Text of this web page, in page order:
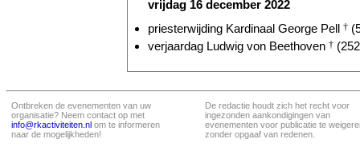
vrijdag 16 december 2022
priesterwijding Kardinaal George Pell †
verjaardag Ludwig von Beethoven †
Ontbreken de evenementen van uw
organisatie? Neem contact op met
info@rkactiviteiten.nl om te informeren
naar de mogelijkheden!
De redactie houdt zich het recht voor
ingezonden aankondigingen van
evenementen voor publicatie te
zonder opgaaf van redenen.